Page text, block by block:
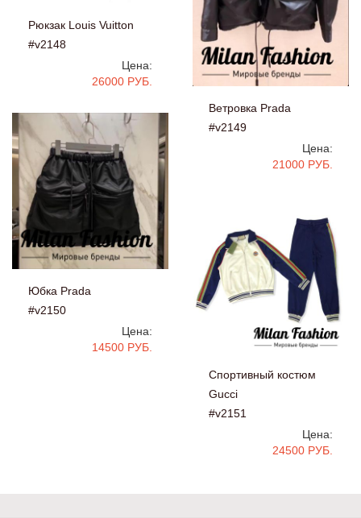
Рюкзак Louis Vuitton
#v2148
Цена:
26000 РУБ.
Ветровка Prada
#v2149
Цена:
21000 РУБ.
Юбка Prada
#v2150
Цена:
14500 РУБ.
Спортивный костюм
Gucci
#v2151
Цена:
24500 РУБ.